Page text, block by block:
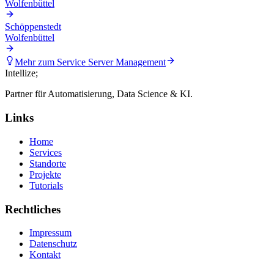
Wolfenbüttel
Schöppenstedt
Wolfenbüttel
Mehr zum Service Server Management
Intellize;
Partner für Automatisierung, Data Science & KI.
Links
Home
Services
Standorte
Projekte
Tutorials
Rechtliches
Impressum
Datenschutz
Kontakt